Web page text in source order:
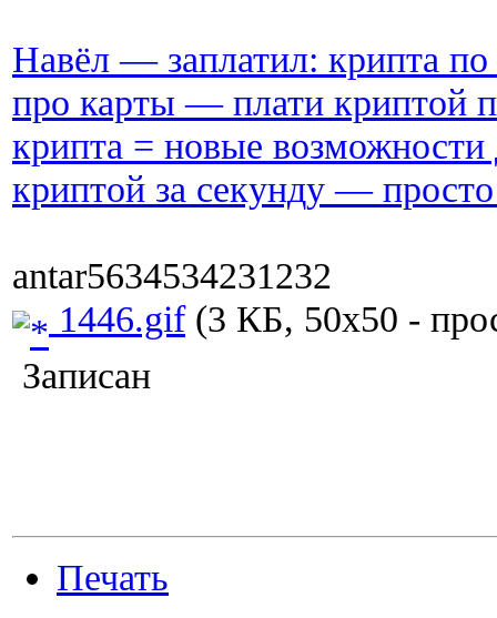
Навёл — заплатил: крипта
про карты — плати криптой
крипта = новые возможности
криптой за секунду —
antar5634534231232
1446.gif(3 КБ, 50x50 -
Записан
Печать